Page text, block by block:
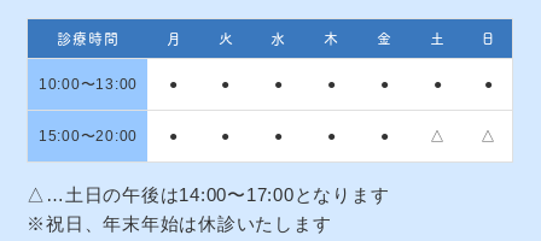
診療時間 月 火 水 木 金 土 日
10:00〜13:00 ● ● ● ● ● ● ●
15:00〜20:00 ● ● ● ● ● △ △
△…土日の午後は14:00〜17:00となります
※祝日、年末年始は休診いたします